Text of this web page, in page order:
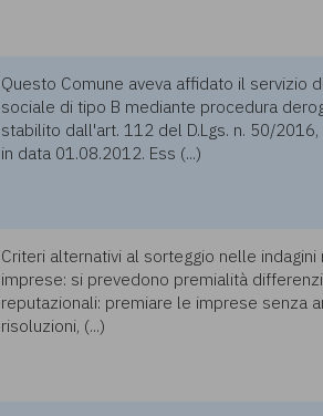
Questo Comune aveva affidato il servizio
sociale di tipo B mediante procedura
stabilito dall'art. 112 del D.Lgs. n. 50/
in data 01.08.2012. Ess (...)
Criteri alternativi al sorteggio nelle
imprese: si prevedono premialità
reputazionali: premiare le imprese senza
risoluzioni, (...)